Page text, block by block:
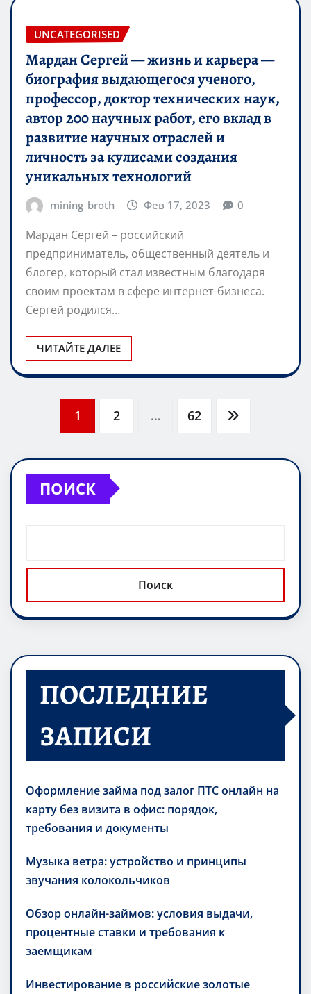
UNCATEGORISED
Мардан Сергей — жизнь и карьера —
биография выдающегося ученого,
профессор, доктор технических наук,
автор 200 научных работ, его вклад в
развитие научных отраслей и
личность за кулисами создания
уникальных технологий
mining_broth Фев 17, 2023 0
Мардан Сергей – российский
предприниматель, общественный деятель и
блогер, который стал известным благодаря
своим проектам в сфере интернет-бизнеса.
Сергей родился…
ЧИТАЙТЕ ДАЛЕЕ
Пагинация
записей
1 2 … 62
ПОИСК
Поиск
ПОСЛЕДНИЕ
ЗАПИСИ
Оформление займа под залог ПТС онлайн на
карту без визита в офис: порядок,
требования и документы
Музыка ветра: устройство и принципы
звучания колокольчиков
Обзор онлайн-займов: условия выдачи,
процентные ставки и требования к
заемщикам
Инвестирование в российские золотые